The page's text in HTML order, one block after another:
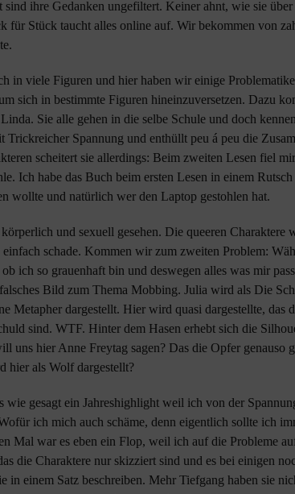
ihre Gedanken ungefiltert. Keiner ahnt, wie sie
für Stück taucht alles online auf. Wir bekommen von
in viele Figuren und hier haben wir einige
sich in bestimmte Figuren hineinzuversetzen. Dazu
Sie alle gehen in die selbe Schule und doch
Trickreicher Spannung und enthüllt peu á peu die
scheitert sie allerdings: Beim zweiten Lesen fiel
Ich habe das Buch beim ersten Lesen in einem
wollte und natürlich wer den Laptop gestohlen hat.
und sexuell gesehen. Die queeren Charaktere
schade. Kommen wir zum zweiten Problem:
ich so grauenhaft bin und deswegen alles was mir
Bild zum Thema Mobbing. Julia wird als Die
Metapher dargestellt. Hier wird quasi dargestellte, das
sind. WTF. Hinter dem Hasen erhebt sich die
uns hier Anne Freytag sagen? Das die Opfer genauso
hier als Wolf dargestellt?
wie gesagt ein Jahreshighlight weil ich von der
ich mich auch schäme, denn eigentlich sollte ich
Mal war es eben ein Flop, weil ich auf die Probleme
die Charaktere nur skizziert sind und es bei einigen
in einem Satz beschreiben. Mehr Tiefgang haben sie